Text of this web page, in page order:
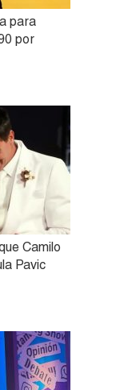
para
por
Camilo
Pavic